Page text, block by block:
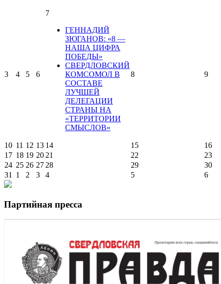
3 4 5 6
7
ГЕННАДИЙ
ЗЮГАНОВ: «8 —
НАША ЦИФРА
ПОБЕДЫ»
СВЕРДЛОВСКИЙ
КОМСОМОЛ В
СОСТАВЕ
ЛУЧШЕЙ
ДЕЛЕГАЦИИ
СТРАНЫ НА
«ТЕРРИТОРИИ
СМЫСЛОВ»
8 9
10 11 12 13 14 15
16
17 18 19 20 21 22
23
24 25 26 27 28 29
30
31
1 2 3 4 5 6
Партийная пресса